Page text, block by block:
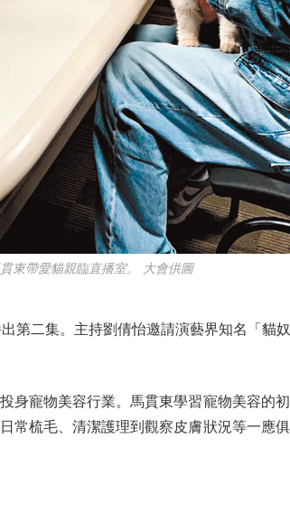
東帶愛貓親臨直播室。 大會供圖
二集。主持劉倩怡邀請演藝界知名「貓
寵物美容行業。馬貫東學習寵物美容的
常梳毛、清潔護理到觀察皮膚狀況等一應